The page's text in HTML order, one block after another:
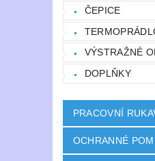
ČEPICE
VÝSTRAŽNÉ
DOPLŇKY
PRACOVNÍ
OCHRANNÉ